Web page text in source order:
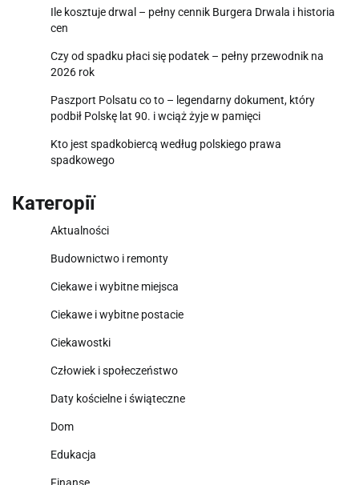
Ile kosztuje drwal – pełny cennik Burgera Drwala i historia
cen
Czy od spadku płaci się podatek – pełny przewodnik na
2026 rok
Paszport Polsatu co to – legendarny dokument, który
podbił Polskę lat 90. i wciąż żyje w pamięci
Kto jest spadkobiercą według polskiego prawa
spadkowego
Категорії
Aktualności
Budownictwo i remonty
Ciekawe i wybitne miejsca
Ciekawe i wybitne postacie
Ciekawostki
Człowiek i społeczeństwo
Daty kościelne i świąteczne
Dom
Edukacja